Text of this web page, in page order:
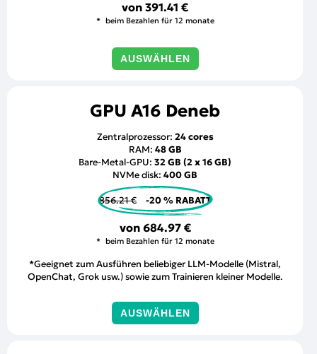
von 391.41 €
beim Bezahlen für 12 monate
AUSWÄHLEN
GPU A16 Deneb
Zentralprozessor: 24 cores
RAM: 48 GB
Bare-Metal-GPU: 32 GB (2 x 16 GB)
NVMe disk: 400 GB
856.21 € -20 % RABATT
von 684.97 €
beim Bezahlen für 12 monate
*Geeignet zum Ausführen beliebiger LLM-Modelle (Mistral,
OpenChat, Grok usw.) sowie zum Trainieren kleiner Modelle.
AUSWÄHLEN